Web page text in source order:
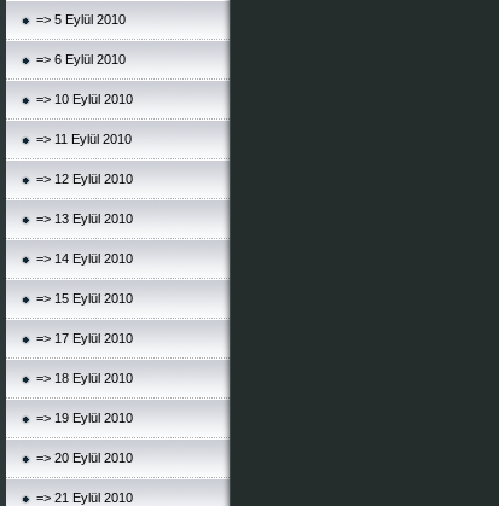
=> 5 Eylül 2010
=> 6 Eylül 2010
=> 10 Eylül 2010
=> 11 Eylül 2010
=> 12 Eylül 2010
=> 13 Eylül 2010
=> 14 Eylül 2010
=> 15 Eylül 2010
=> 17 Eylül 2010
=> 18 Eylül 2010
=> 19 Eylül 2010
=> 20 Eylül 2010
=> 21 Eylül 2010